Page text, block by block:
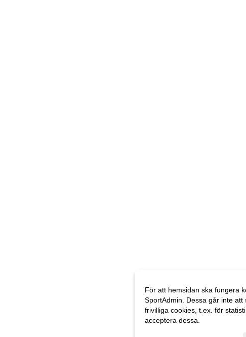
För att hemsidan ska fungera
SportAdmin. Dessa går inte
frivilliga cookies, t.ex. för
acceptera dessa.